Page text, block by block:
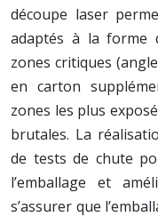
découpe laser
adaptés à la forme
zones critiques
en carton
zones les plus
brutales. La
de tests de chute
l’emballage et
s’assurer que